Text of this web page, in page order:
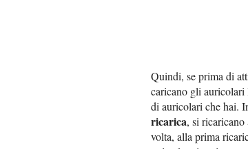
Quindi, se prima di
caricano gli auricolari
di auricolari che hai.
ricarica, si ricaricano
volta, alla prima